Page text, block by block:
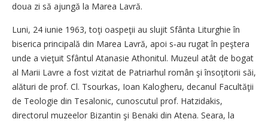
doua zi să ajungă la Marea Lavră.
Luni, 24 iunie 1963, toţi oaspeţii au slujit Sfânta Liturghie în
biserica principală din Marea Lavră, apoi s‑au rugat în peştera
unde a vieţuit Sfântul Atanasie Athonitul. Muzeul atât de bogat
al Marii Lavre a fost vizitat de Patriarhul român şi însoţitorii săi,
alături de prof. Cl. Tsourkas, Ioan Kalogheru, decanul Facultăţii
de Teologie din Tesalonic, cunoscutul prof. Hatzidakis,
directorul muzeelor Bizantin şi Benaki din Atena. Seara, la